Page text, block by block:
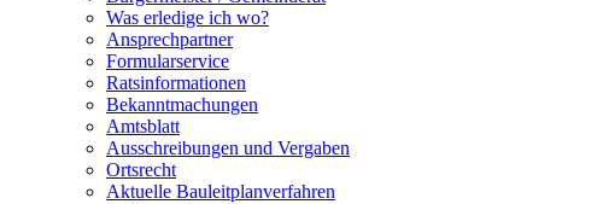
Was erledige ich wo?
Ansprechpartner
Formularservice
Ratsinformationen
Bekanntmachungen
Amtsblatt
Ausschreibungen und Vergaben
Ortsrecht
Aktuelle Bauleitplanverfahren